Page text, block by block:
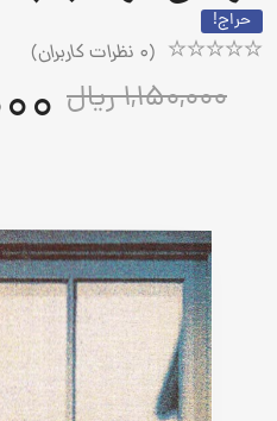
حراج!
(
0 نظرات کاربران)
1,150,000 ریال